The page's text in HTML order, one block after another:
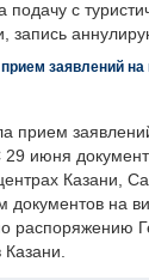
подачу с
запись
заявлений на
прием
29 июня
Казани,
документов на
распоряжению
Казани.